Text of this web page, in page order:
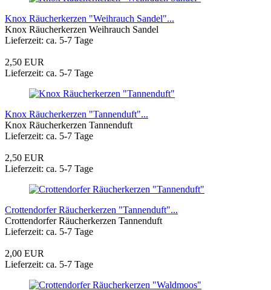
Knox Räucherkerzen "Weihrauch Sandel"...
Knox Räucherkerzen Weihrauch Sandel
Lieferzeit: ca. 5-7 Tage
2,50 EUR
Lieferzeit: ca. 5-7 Tage
Knox Räucherkerzen "Tannenduft"...
Knox Räucherkerzen Tannenduft
Lieferzeit: ca. 5-7 Tage
2,50 EUR
Lieferzeit: ca. 5-7 Tage
Crottendorfer Räucherkerzen "Tannenduft"...
Crottendorfer Räucherkerzen Tannenduft
Lieferzeit: ca. 5-7 Tage
2,00 EUR
Lieferzeit: ca. 5-7 Tage